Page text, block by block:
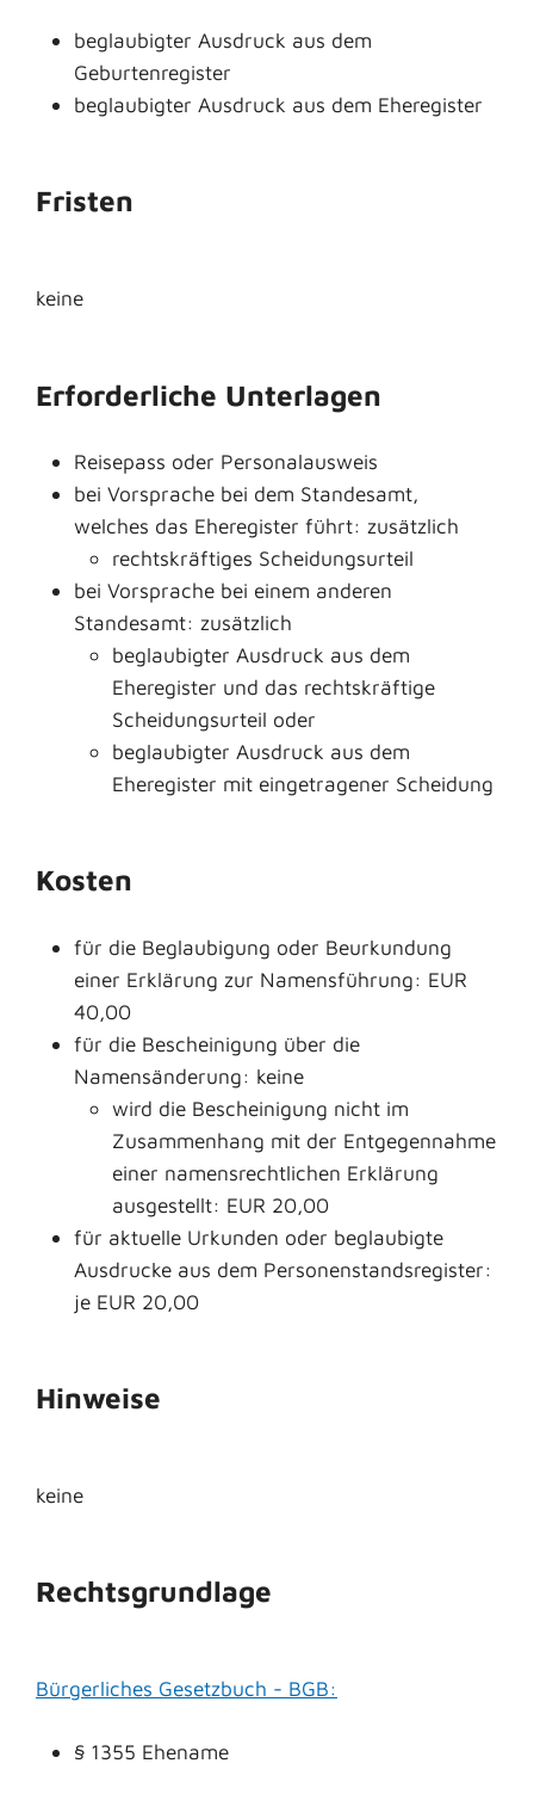
beglaubigter Ausdruck aus dem
Geburtenregister
beglaubigter Ausdruck aus dem Eheregister
Fristen
keine
Erforderliche Unterlagen
Reisepass oder Personalausweis
bei Vorsprache bei dem Standesamt,
welches das Eheregister führt: zusätzlich
rechtskräftiges Scheidungsurteil
bei Vorsprache bei einem anderen
Standesamt: zusätzlich
beglaubigter Ausdruck aus dem
Eheregister und das rechtskräftige
Scheidungsurteil oder
beglaubigter Ausdruck aus dem
Eheregister mit eingetragener Scheidung
Kosten
für die Beglaubigung oder Beurkundung
einer Erklärung zur Namensführung: EUR
40,00
für die Bescheinigung über die
Namensänderung: keine
wird die Bescheinigung nicht im
Zusammenhang mit der Entgegennahme
einer namensrechtlichen Erklärung
ausgestellt: EUR 20,00
für aktuelle Urkunden oder beglaubigte
Ausdrucke aus dem Personenstandsregister:
je EUR 20,00
Hinweise
keine
Rechtsgrundlage
Bürgerliches Gesetzbuch - BGB:
§ 1355 Ehename